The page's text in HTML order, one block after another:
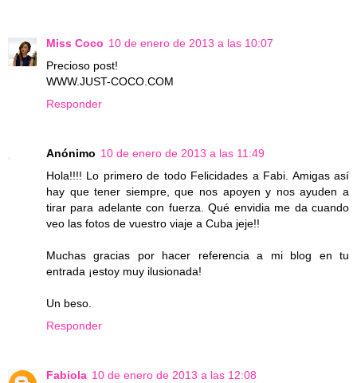
Miss Coco 10 de enero de 2013 a las 10:07
Precioso post!
WWW.JUST-COCO.COM
Responder
Anónimo 10 de enero de 2013 a las 11:49
Hola!!!! Lo primero de todo Felicidades a Fabi. Amigas así
hay que tener siempre, que nos apoyen y nos ayuden a
tirar para adelante con fuerza. Qué envidia me da cuando
veo las fotos de vuestro viaje a Cuba jeje!!
Muchas gracias por hacer referencia a mi blog en tu
entrada ¡estoy muy ilusionada!
Un beso.
Responder
Fabiola 10 de enero de 2013 a las 12:08